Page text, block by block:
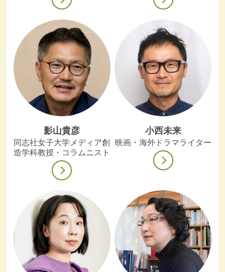
影山貴彦
同志社女子大学メディア創
造学科教授・コラムニスト
小西未来
映画・海外ドラマライター